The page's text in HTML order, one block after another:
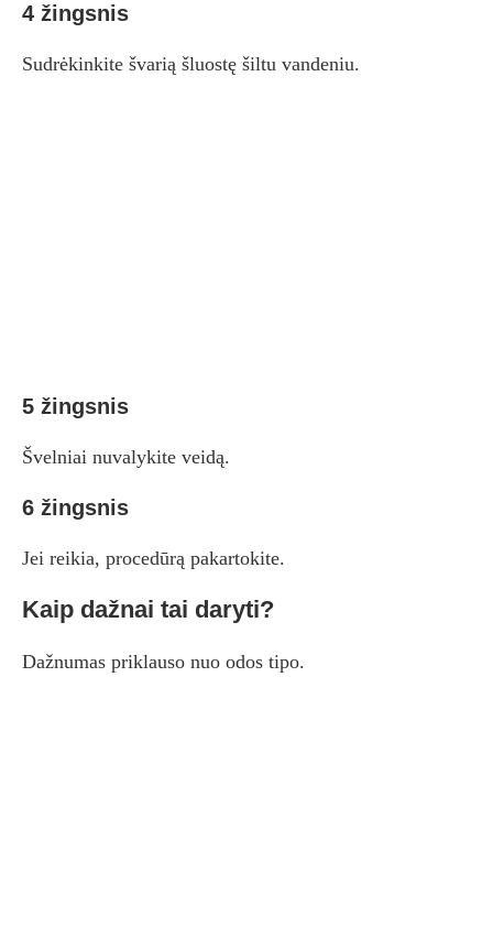
4 žingsnis
Sudrėkinkite švarią šluostę šiltu vandeniu.
5 žingsnis
Švelniai nuvalykite veidą.
6 žingsnis
Jei reikia, procedūrą pakartokite.
Kaip dažnai tai daryti?
Dažnumas priklauso nuo odos tipo.